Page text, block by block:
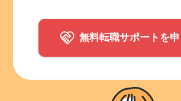
無料転職サポートを